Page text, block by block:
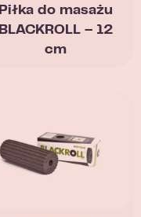
Piłka do masażu
BLACKROLL – 12
cm